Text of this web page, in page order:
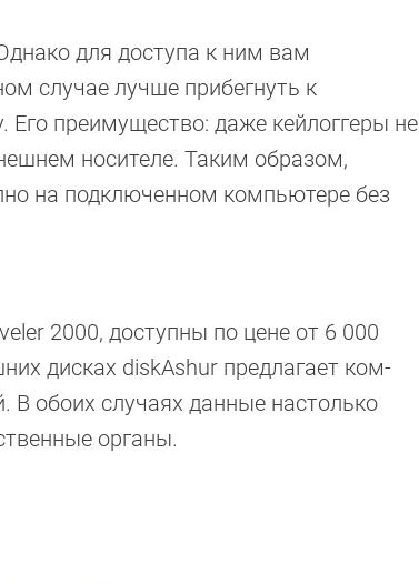
для доступа к ним вам
случае лучше прибегнуть к
преимущество: даже кейлоггеры не
носителе. Таким образом,
на подключенном компьютере без
2000, дос­тупны по цене от 6 000
дисках diskAshur предлагает ком­
В обоих случаях данные настолько
органы.